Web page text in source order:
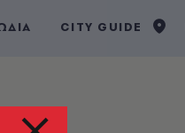
CITY GUIDE